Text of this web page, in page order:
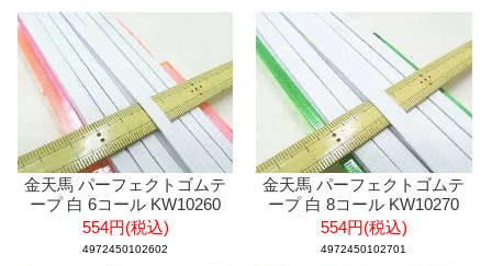
金天馬 パーフェクトゴムテ
ープ 白 6コール KW10260
554円(税込)
4972450102602
金天馬 パーフェクトゴムテ
ープ 白 8コール KW10270
554円(税込)
4972450102701